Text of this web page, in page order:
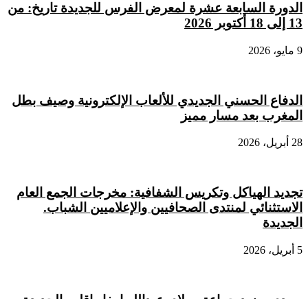
الدورة السابعة عشرة لمعرض الفرس للجديدة تاريخ: من
13 إلى 18 أكتوبر 2026
9 مايو، 2026
الدفاع الحسني الجديدي للألعاب الإلكترونية وصيف بطل
المغرب بعد مسار مميز
28 أبريل، 2026
تجديد الهياكل وتكريس الشفافية: مخرجات الجمع العام
الاستثنائي لمنتدى الصحافيين والإعلاميين الشباب.
الجديدة
5 أبريل، 2026